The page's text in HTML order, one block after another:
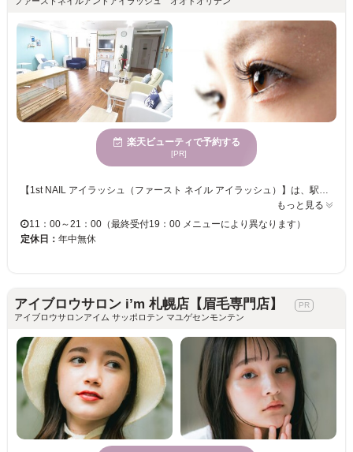
楽天ビューティで予約する
[PR]
【1st NAIL アイラッシュ（ファースト ネイル アイラッシュ）】は、駅近くのプライベートまつげサロン♪店内は、西海岸風のおしゃれな内装。北海道は寒いけど、夏や海のイメージで気持ちが温かくなれる雰囲気です☆ 経験豊富なベテランアイリストが担当！ナチュラルアイもボリュームアイも、あなたらしいデザインに仕上げてくれます☆安心安全の施術なので、マツエク初心者の方にもおすすめ◎！一人ひとりへの丁寧な対応・施術に大満足間違いなし！！ あなたも【1st NAIL アイラッシュ】へ足を運んでみては？
もっと見る
11：00～21：00（最終受付19：00 メニューにより異なります）
定休日： 年中無休
アイブロウサロン i’m 札幌店【眉毛専門店】
アイブロウサロンアイム サッポロテン マユゲセンモンテン